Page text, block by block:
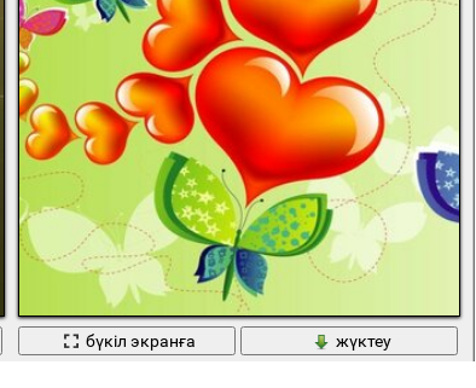
бүкіл экранға
жүктеу